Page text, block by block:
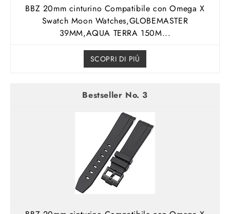
BBZ 20mm cinturino Compatibile con Omega X
Swatch Moon Watches,GLOBEMASTER
39MM,AQUA TERRA 150M...
SCOPRI DI PIÚ
3